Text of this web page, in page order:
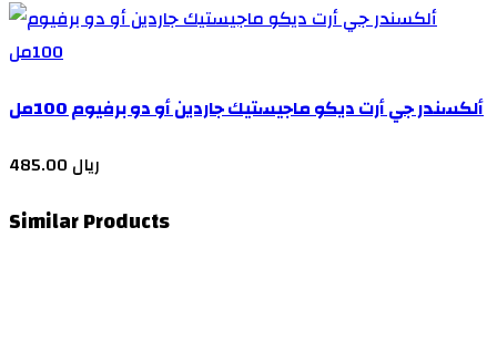
ألكسندر جي أرت ديكو ماجيستيك جاردين أو دو برفيوم 100مل
485.00 ريال
Similar Products